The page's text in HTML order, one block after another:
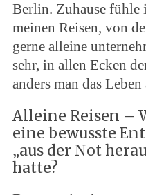
Berlin. Zuhause fühle
meinen Reisen, von
gerne alleine
sehr, in allen Ecken
anders man das
Alleine Reisen –
eine bewusste
„aus der Not
hatte?